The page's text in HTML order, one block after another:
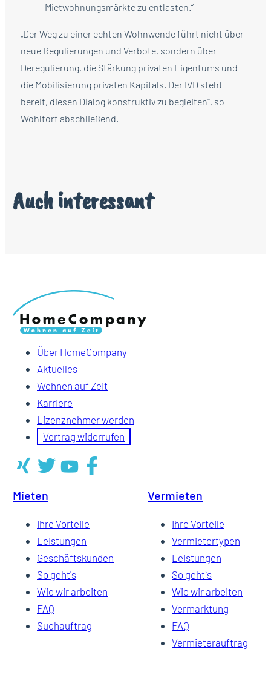
Mietwohnungsmärkte zu entlasten.“
„Der Weg zu einer echten Wohnwende führt nicht über
neue Regulierungen und Verbote, sondern über
Deregulierung, die Stärkung privaten Eigentums und
die Mobilisierung privaten Kapitals. Der IVD steht
bereit, diesen Dialog konstruktiv zu begleiten“, so
Wohltorf abschließend.
Auch interessant
Über HomeCompany
Aktuelles
Wohnen auf Zeit
Karriere
Lizenznehmer werden
Vertrag widerrufen
Mieten
Ihre Vorteile
Leistungen
Geschäftskunden
So geht's
Wie wir arbeiten
FAQ
Suchauftrag
Vermieten
Ihre Vorteile
Vermietertypen
Leistungen
So geht`s
Wie wir arbeiten
Vermarktung
FAQ
Vermieterauftrag